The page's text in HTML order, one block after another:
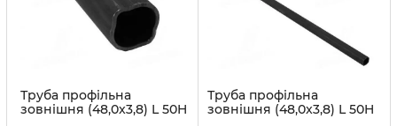
Труба профільна
зовнішня (48,0x3,8) L 50H
Труба профільна
зовнішня (48,0x3,8) L 50H